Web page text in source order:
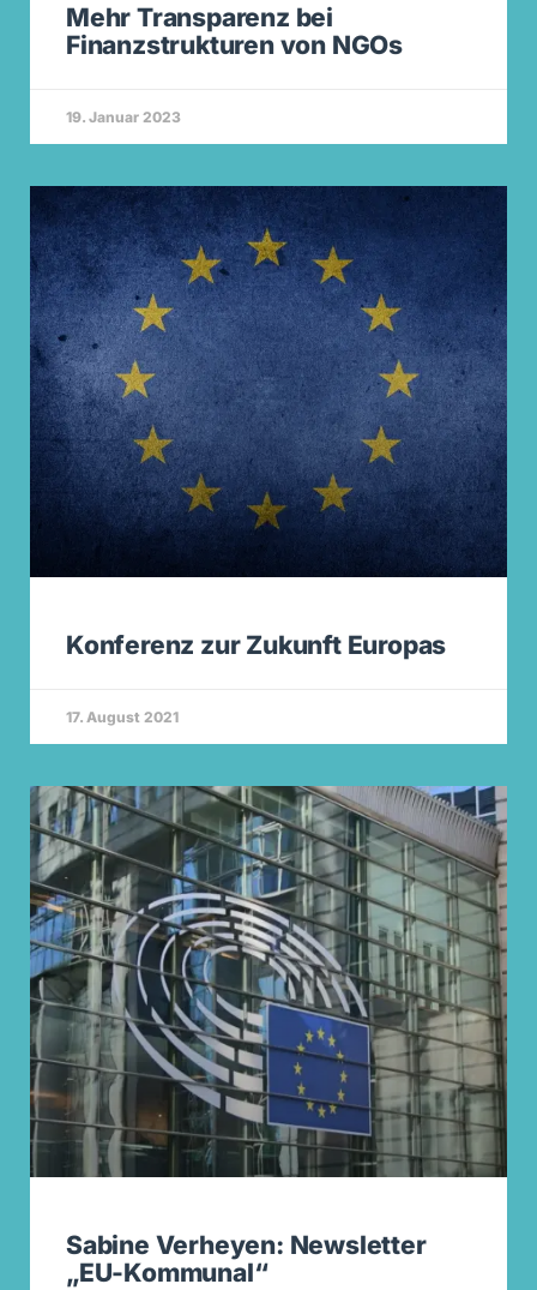
Mehr Transparenz bei
Finanzstrukturen von NGOs
19. Januar 2023
Konferenz zur Zukunft Europas
17. August 2021
Sabine Verheyen: Newsletter
„EU-Kommunal“